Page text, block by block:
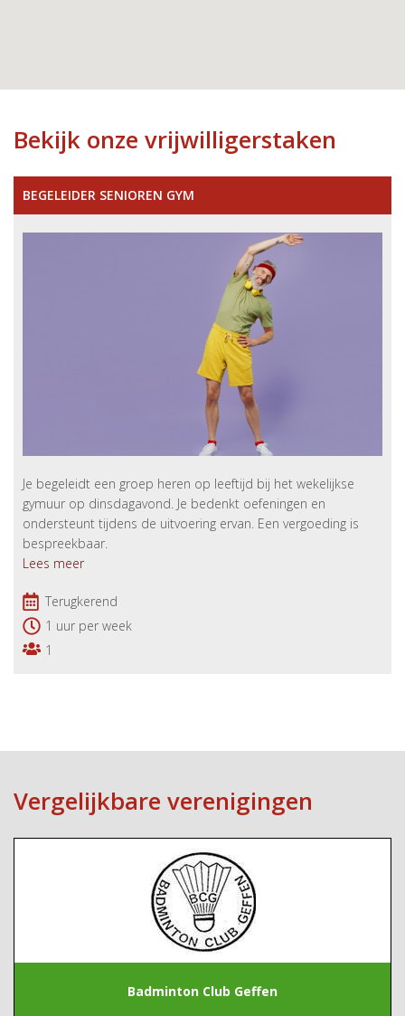
Bekijk onze vrijwilligerstaken
BEGELEIDER SENIOREN GYM
Je begeleidt een groep heren op leeftijd bij het wekelijkse
gymuur op dinsdagavond. Je bedenkt oefeningen en
ondersteunt tijdens de uitvoering ervan. Een vergoeding is
bespreekbaar.
Lees meer
Terugkerend
1 uur per week
1
Vergelijkbare verenigingen
Badminton Club Geffen